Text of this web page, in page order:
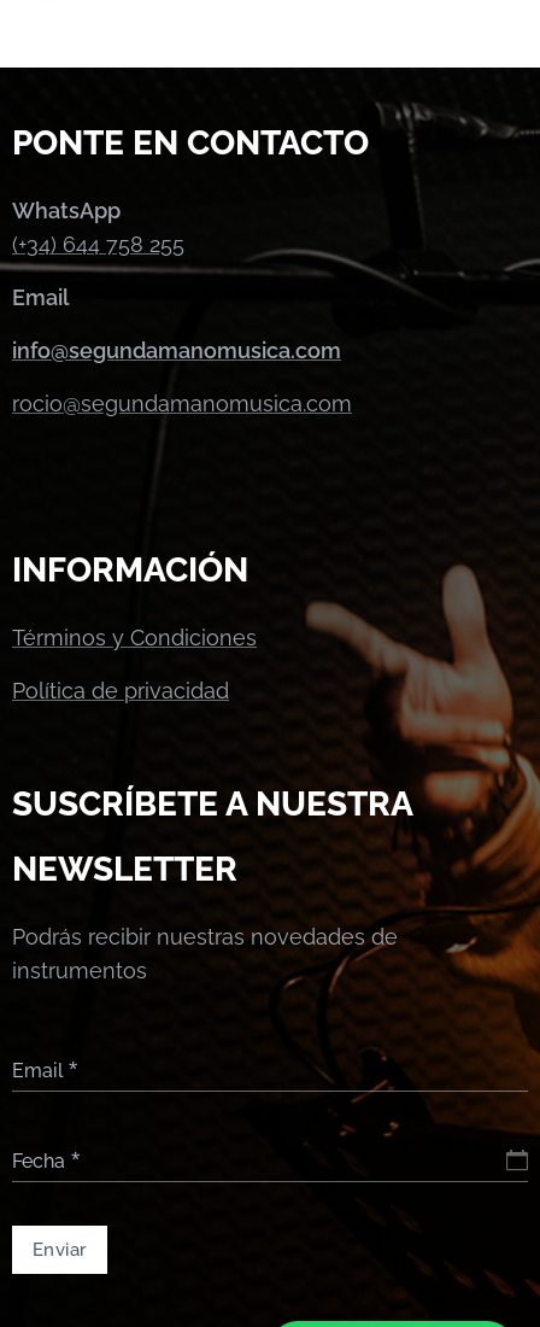
PONTE EN CONTACTO
WhatsApp
(+34) 644 758 255
Email
info@segundamanomusica.com
rocio@segundamanomusica.com
INFORMACIÓN
Términos y Condiciones
Política de privacidad
SUSCRÍBETE A NUESTRA
NEWSLETTER
Podrás recibir nuestras novedades de
instrumentos
Email
Fecha
Enviar